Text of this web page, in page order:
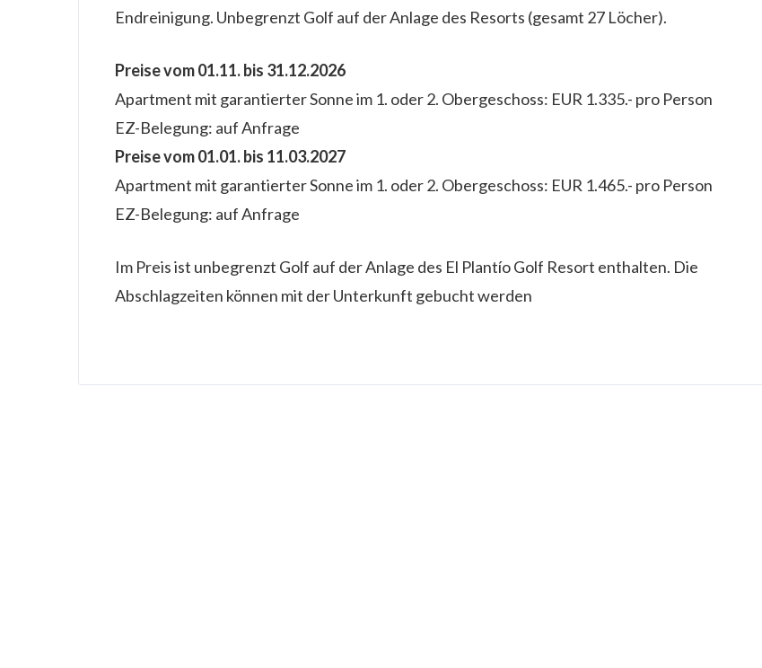
Endreinigung. Unbegrenzt Golf auf der Anlage des Resorts (gesamt 27 Löcher).
Preise vom 01.11. bis 31.12.2026
Apartment mit garantierter Sonne im 1. oder 2. Obergeschoss: EUR 1.335.- pro Person
EZ-Belegung: auf Anfrage
Preise vom 01.01. bis 11.03.2027
Apartment mit garantierter Sonne im 1. oder 2. Obergeschoss: EUR 1.465.- pro Person
EZ-Belegung: auf Anfrage
Im Preis ist unbegrenzt Golf auf der Anlage des El Plantío Golf Resort enthalten. Die
Abschlagzeiten können mit der Unterkunft gebucht werden